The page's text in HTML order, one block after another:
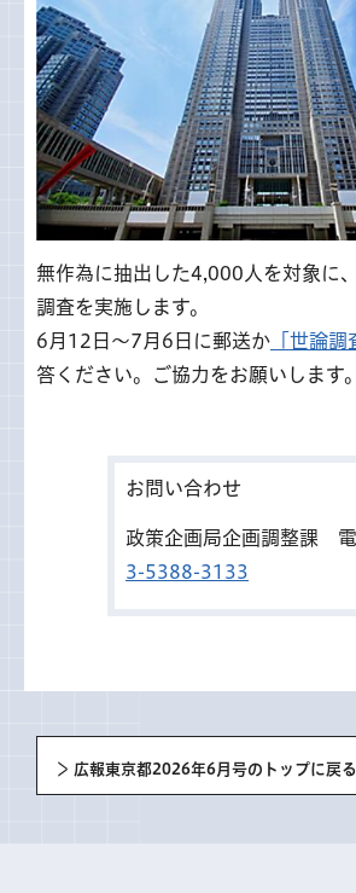
無作為に抽出した4,000人を対象に
調査を実施します。
6月12日～7月6日に郵送か 「世論
答ください。ご協力をお願いします。
お問い合わせ
政策企画局企画調整課
3-5388-3133
広報東京都2026年6月号のトップに戻る